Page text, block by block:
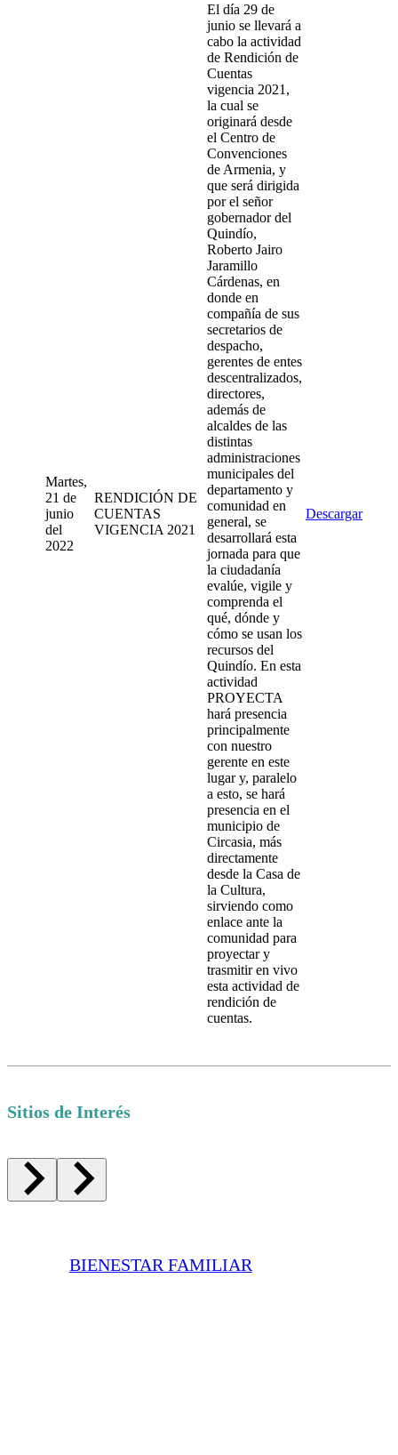
Martes,
21 de
junio
del
2022
RENDICIÓN DE
CUENTAS
VIGENCIA 2021
El día 29 de
junio se llevará a
cabo la actividad
de Rendición de
Cuentas
vigencia 2021,
la cual se
originará desde
el Centro de
Convenciones
de Armenia, y
que será dirigida
por el señor
gobernador del
Quindío,
Roberto Jairo
Jaramillo
Cárdenas, en
donde en
compañía de sus
secretarios de
despacho,
gerentes de entes
descentralizados,
directores,
además de
alcaldes de las
distintas
administraciones
municipales del
departamento y
comunidad en
general, se
desarrollará esta
jornada para que
la ciudadanía
evalúe, vigile y
comprenda el
qué, dónde y
cómo se usan los
recursos del
Quindío. En esta
actividad
PROYECTA
hará presencia
principalmente
con nuestro
gerente en este
lugar y, paralelo
a esto, se hará
presencia en el
municipio de
Circasia, más
directamente
desde la Casa de
la Cultura,
sirviendo como
enlace ante la
comunidad para
proyectar y
trasmitir en vivo
esta actividad de
rendición de
cuentas.
Descargar
Sitios de Interés
BIENESTAR FAMILIAR